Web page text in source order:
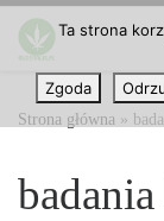
Przejdź do treści
Strona główna »
Ta strona
Zgoda